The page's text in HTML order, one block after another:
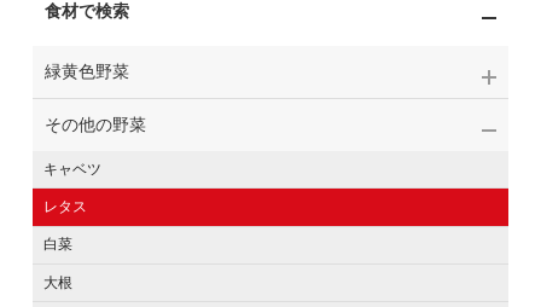
食材で検索
緑黄色野菜
その他の野菜
キャベツ
レタス
白菜
大根